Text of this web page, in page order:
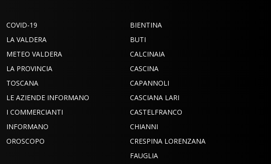
COVID-19
LA VALDERA
METEO VALDERA
LA PROVINCIA
TOSCANA
LE AZIENDE INFORMANO
I COMMERCIANTI
INFORMANO
OROSCOPO
BIENTINA
BUTI
CALCINAIA
CASCINA
CAPANNOLI
CASCIANA LARI
CASTELFRANCO
CHIANNI
CRESPINA LORENZANA
FAUGLIA